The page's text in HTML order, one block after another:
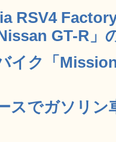
RSV4
GT-R」
イク「
スでガソリン